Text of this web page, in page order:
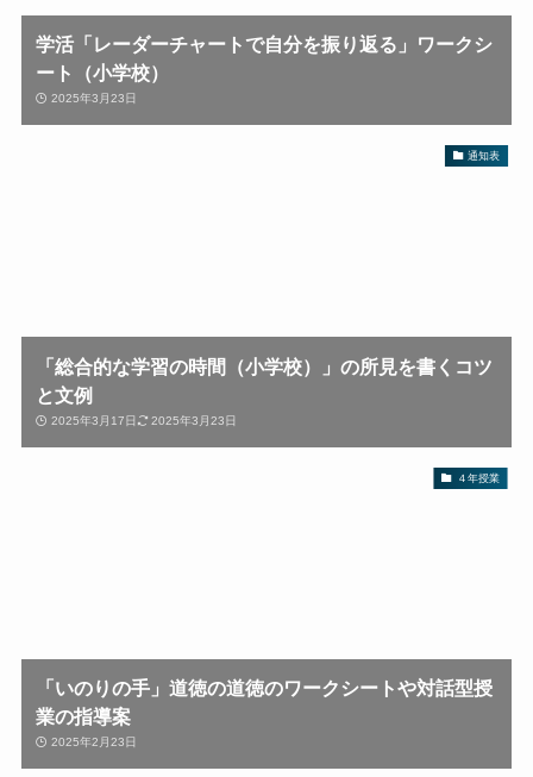
学活「レーダーチャートで自分を振り返る」ワークシ
ート（小学校）
2025年3月23日
通知表
「総合的な学習の時間（小学校）」の所見を書くコツ
と文例
2025年3月17日 2025年3月23日
４年授業
「いのりの手」道徳の道徳のワークシートや対話型授
業の指導案
2025年2月23日